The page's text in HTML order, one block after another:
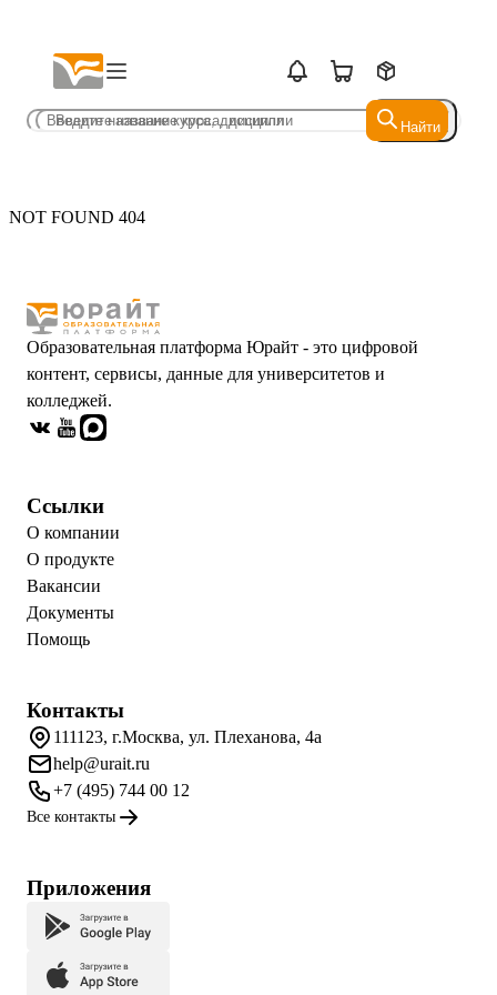
Найти
Найти
NOT FOUND 404
Образовательная платформа Юрайт - это цифровой
контент, сервисы, данные для университетов и
колледжей.
Ссылки
О компании
О продукте
Вакансии
Документы
Помощь
Контакты
111123, г.Москва, ул. Плеханова, 4а
help@urait.ru
+7 (495) 744 00 12
Все контакты
Приложения